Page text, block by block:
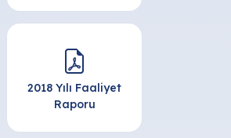
2018 Yılı Faaliyet
Raporu